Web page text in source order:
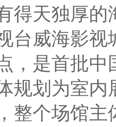
得天独厚
台威海影
，是首批中
规划为室内
整个场馆